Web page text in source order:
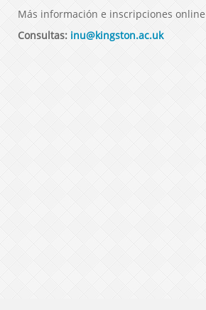
Más información e inscripciones online
Consultas: inu@kingston.ac.uk